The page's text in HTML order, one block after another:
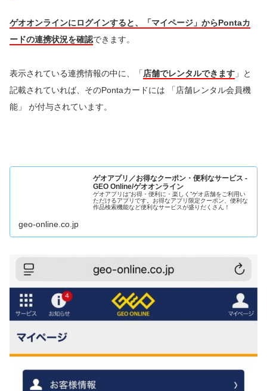
ゲオオンラインにログインすると、「マイページ」からPontaカ
ードの連携状況を確認できます。
表示されている連携情報の中に、「 店舗でレンタルできます 」と
記載されていれば、そのPontaカードには 「店舗レンタル会員機
能」 が付与されています。
ゲオアプリ／お得なクーポン・便利なサービス -
GEO Online/ゲオオンライン
ゲオアプリは“お得・便利に・楽しく”ゲオ店舗をご利用い
ただけるアプリです。お得なアプリ限定クーポン、便利な
作品検索機能など便利なサービスが盛りだくさん！
geo-online.co.jp